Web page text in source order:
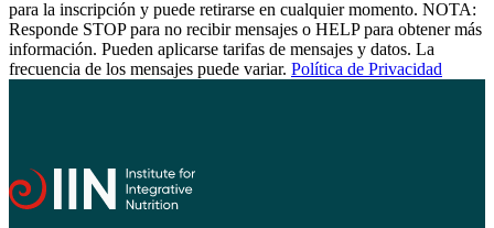
para la inscripción y puede retirarse en cualquier momento. NOTA:
Responde STOP para no recibir mensajes o HELP para obtener más
información. Pueden aplicarse tarifas de mensajes y datos. La
frecuencia de los mensajes puede variar. Política de Privacidad